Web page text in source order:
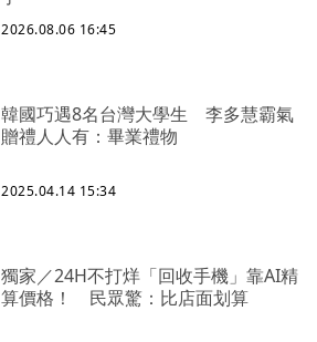
2026.08.06 16:45
韓國巧遇8名台灣大學生 李多慧霸氣
贈禮人人有：畢業禮物
2025.04.14 15:34
獨家／24H不打烊「回收手機」靠AI精
算價格！ 民眾驚：比店面划算